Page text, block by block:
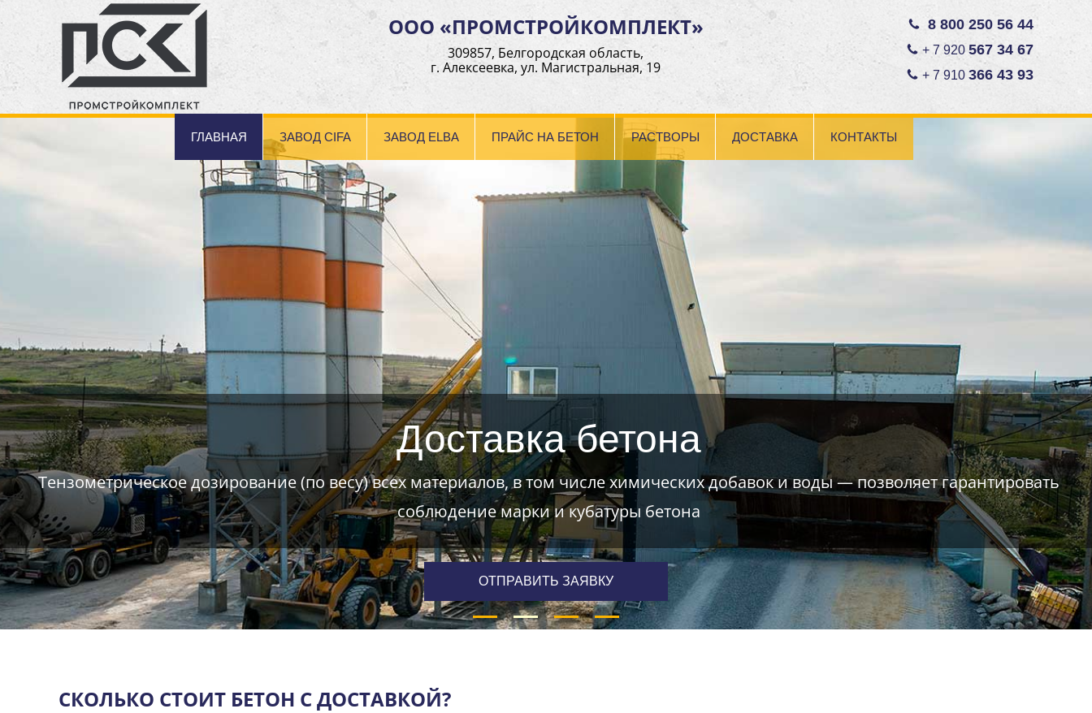
ООО «ПРОМСТРОЙКОМПЛЕКТ»
309857, Белгородская область,
г. Алексеевка, ул. Магистральная, 19
8 800 250 56 44
+ 7 920567 34 67
+ 7 910 366 43 93
ГЛАВНАЯ ЗАВОД CIFA ЗАВОД ELBA ПРАЙС НА БЕТОН РАСТВОРЫ ДОСТАВКА КОНТАКТЫ
Доставка бетона
Тензометрическое дозирование (по весу) всех материалов, в том числе химических добавок и воды — позволяет гарантировать
соблюдение марки и кубатуры бетона
ОТПРАВИТЬ ЗАЯВКУ
СКОЛЬКО СТОИТ БЕТОН С ДОСТАВКОЙ?